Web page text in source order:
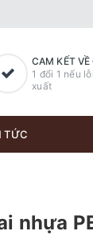
CAM KẾT
1 đổi 1 nếu
xuất
TỨC
nhựa